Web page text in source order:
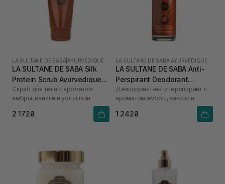
LA SULTANE DE SABA AYURVEDIQUE
LA SULTANE DE SABA Silk
Protein Scrub Ayurvedique
200 мл
Скраб для тела с ароматом
амбры, ванили и услышали
2 172₴
LA SULTANE DE SABA AYURVEDIQUE
LA SULTANE DE SABA Anti-
Perspirant Deodorant
Ayurvedique 50 мл
Дезодорант-антиперспирант с
ароматом амбры, ванили и
1 242₴